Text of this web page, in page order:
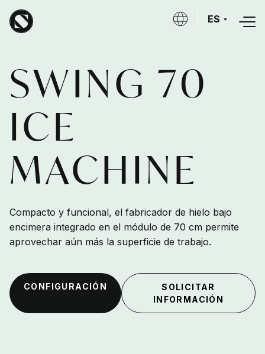
Skip to main content
ES
SWING 70
ICE
MACHINE
Compacto y funcional, el fabricador de hielo bajo
encimera integrado en el módulo de 70 cm permite
aprovechar aún más la superficie de trabajo.
CONFIGURACIÓN
SOLICITAR
INFORMACIÓN